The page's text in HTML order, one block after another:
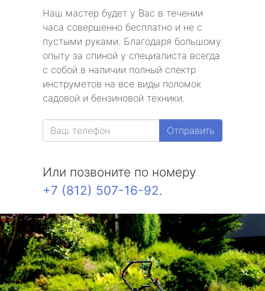
Наш мастер будет у Вас в течении
часа совершенно бесплатно и не с
пустыми руками. Благодаря большому
опыту за спиной у специалиста всегда
с собой в наличии полный спектр
инструметов на все виды поломок
садовой и бензиновой техники.
Отправить
Или позвоните по номеру
+7 (812) 507-16-92.